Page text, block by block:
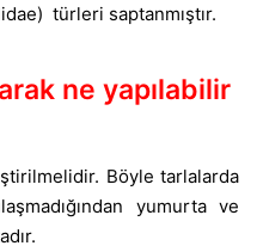
türleri saptanmıştır.
ne yapılabilir
Böyle tarlalarda
yumurta ve